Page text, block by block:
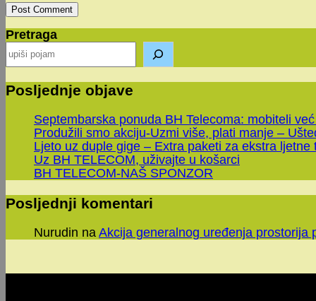
comment
(optional)
Pretraga
Posljednje objave
Septembarska ponuda BH Telecoma: mobiteli
Produžili smo akciju-Uzmi više, plati manje –
Ljeto uz duple gige – Extra paketi za ekstra ljetne
Uz BH TELECOM, uživajte u košarci
BH TELECOM-NAŠ SPONZOR
Posljednji komentari
Nurudin na Akcija generalnog uređenja prostorija